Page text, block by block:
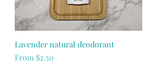
Lavender natural deodorant
From $2.50
Sale Price